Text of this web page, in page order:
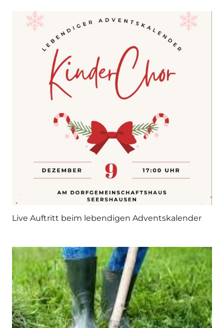
Live Auftritt beim lebendigen Adventskalender